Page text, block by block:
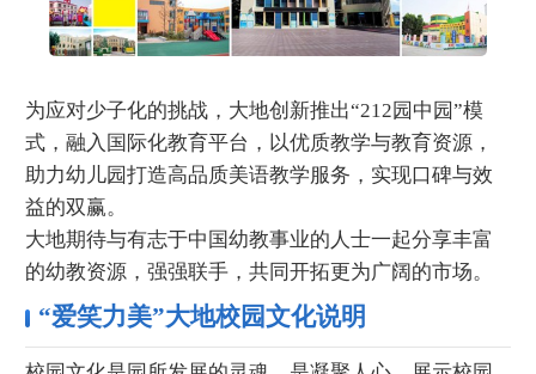
为应对少子化的挑战，大地创新推出“212园中园”模
式，融入国际化教育平台，以优质教学与教育资源，
助力幼儿园打造高品质美语教学服务，实现口碑与效
益的双赢。
大地期待与有志于中国幼教事业的人士一起分享丰富
的幼教资源，强强联手，共同开拓更为广阔的市场。
“爱笑力美”大地校园文化说明